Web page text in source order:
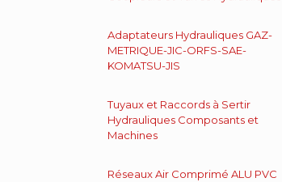
Adaptateurs Hydrauliques GAZ-
METRIQUE-JIC-ORFS-SAE-
KOMATSU-JIS
Tuyaux et Raccords à Sertir
Hydrauliques Composants et
Machines
Réseaux Air Comprimé ALU PVC